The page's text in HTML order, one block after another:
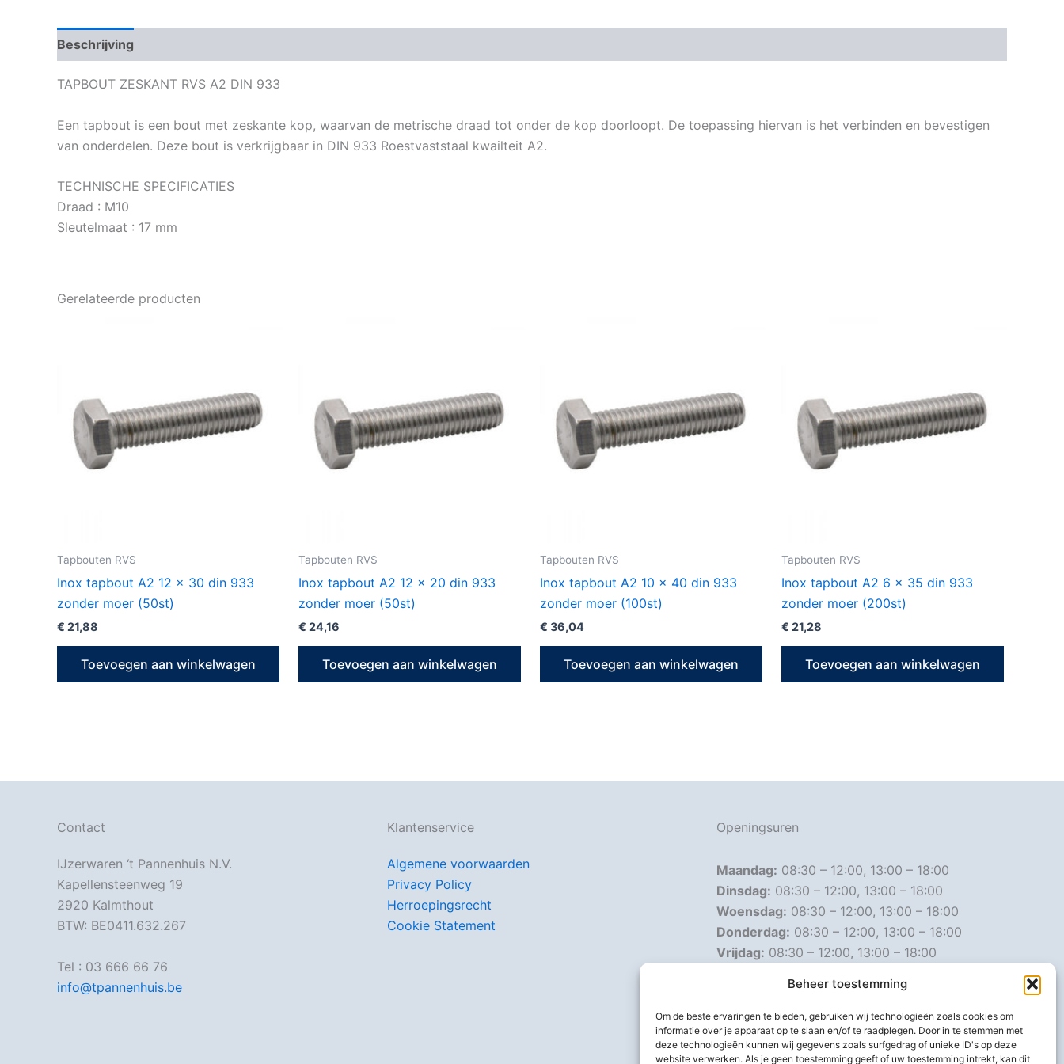
Beheer toestemming
Om de beste ervaringen te bieden, gebruiken wij technologieën zoals cookies om
informatie over je apparaat op te slaan en/of te raadplegen. Door in te stemmen met
deze technologieën kunnen wij gegevens zoals surfgedrag of unieke ID's op deze
website verwerken. Als je geen toestemming geeft of uw toestemming intrekt, kan dit
Beschrijving
TAPBOUT ZESKANT RVS A2 DIN 933
Een tapbout is een bout met zeskante kop, waarvan de metrische draad tot onder de kop doorloopt. De toepassing hiervan is het verbinden en bevestigen
van onderdelen. Deze bout is verkrijgbaar in DIN 933 Roestvaststaal kwailteit A2.
TECHNISCHE SPECIFICATIES
Draad : M10
Sleutelmaat : 17 mm
Gerelateerde producten
Tapbouten RVS
Inox tapbout A2 12 x 30 din 933
zonder moer (50st)
€ 21,88
Toevoegen aan winkelwagen
Tapbouten RVS
Inox tapbout A2 12 x 20 din 933
zonder moer (50st)
€ 24,16
Toevoegen aan winkelwagen
Tapbouten RVS
Inox tapbout A2 10 x 40 din 933
zonder moer (100st)
€ 36,04
Toevoegen aan winkelwagen
Tapbouten RVS
Inox tapbout A2 6 x 35 din 933
zonder moer (200st)
€ 21,28
Toevoegen aan winkelwagen
Contact
IJzerwaren ‘t Pannenhuis N.V.
Kapellensteenweg 19
2920 Kalmthout
BTW: BE0411.632.267
Tel : 03 666 66 76
info@tpannenhuis.be
Klantenservice
Algemene voorwaarden
Privacy Policy
Herroepingsrecht
Cookie Statement
Openingsuren
Maandag: 08:30 – 12:00, 13:00 – 18:00
Dinsdag: 08:30 – 12:00, 13:00 – 18:00
Woensdag: 08:30 – 12:00, 13:00 – 18:00
Donderdag: 08:30 – 12:00, 13:00 – 18:00
Vrijdag: 08:30 – 12:00, 13:00 – 18:00
Gesloten
Afwijkende openingsuren